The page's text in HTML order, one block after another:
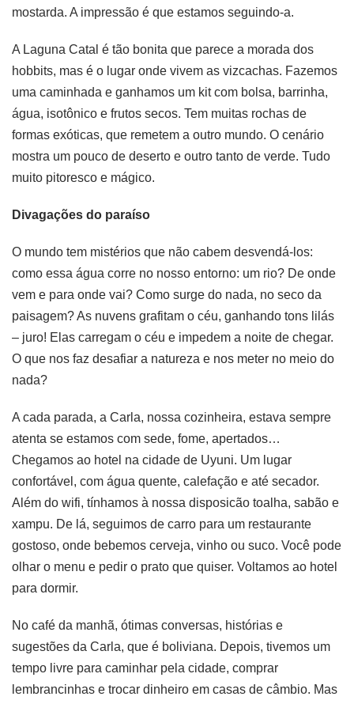
mostarda. A impressão é que estamos seguindo-a.
A Laguna Catal é tão bonita que parece a morada dos
hobbits, mas é o lugar onde vivem as vizcachas. Fazemos
uma caminhada e ganhamos um kit com bolsa, barrinha,
água, isotônico e frutos secos. Tem muitas rochas de
formas exóticas, que remetem a outro mundo. O cenário
mostra um pouco de deserto e outro tanto de verde. Tudo
muito pitoresco e mágico.
Divagações do paraíso
O mundo tem mistérios que não cabem desvendá-los:
como essa água corre no nosso entorno: um rio? De onde
vem e para onde vai? Como surge do nada, no seco da
paisagem? As nuvens grafitam o céu, ganhando tons lilás
– juro! Elas carregam o céu e impedem a noite de chegar.
O que nos faz desafiar a natureza e nos meter no meio do
nada?
A cada parada, a Carla, nossa cozinheira, estava sempre
atenta se estamos com sede, fome, apertados…
Chegamos ao hotel na cidade de Uyuni. Um lugar
confortável, com água quente, calefação e até secador.
Além do wifi, tínhamos à nossa disposicão toalha, sabão e
xampu. De lá, seguimos de carro para um restaurante
gostoso, onde bebemos cerveja, vinho ou suco. Você pode
olhar o menu e pedir o prato que quiser. Voltamos ao hotel
para dormir.
No café da manhã, ótimas conversas, histórias e
sugestões da Carla, que é boliviana. Depois, tivemos um
tempo livre para caminhar pela cidade, comprar
lembrancinhas e trocar dinheiro em casas de câmbio. Mas